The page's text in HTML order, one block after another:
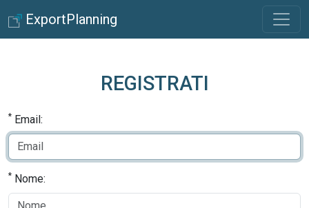
ExportPlanning
REGISTRATI
* Email:
* Nome: